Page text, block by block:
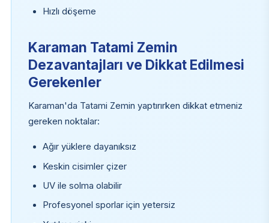
Hızlı döşeme
Karaman Tatami Zemin
Dezavantajları ve Dikkat Edilmesi
Gerekenler
Karaman'da Tatami Zemin yaptırırken dikkat etmeniz
gereken noktalar:
Ağır yüklere dayanıksız
Keskin cisimler çizer
UV ile solma olabilir
Profesyonel sporlar için yetersiz